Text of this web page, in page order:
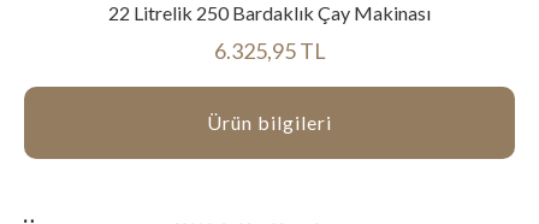
22 Litrelik 250 Bardaklık Çay Makinası
6.325,95 TL
Ürün bilgileri